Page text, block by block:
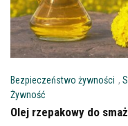
Bezpieczeństwo żywności ,
Żywność
Olej rzepakowy do